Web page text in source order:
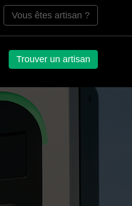
Vous êtes artisan ?
Trouver un artisan